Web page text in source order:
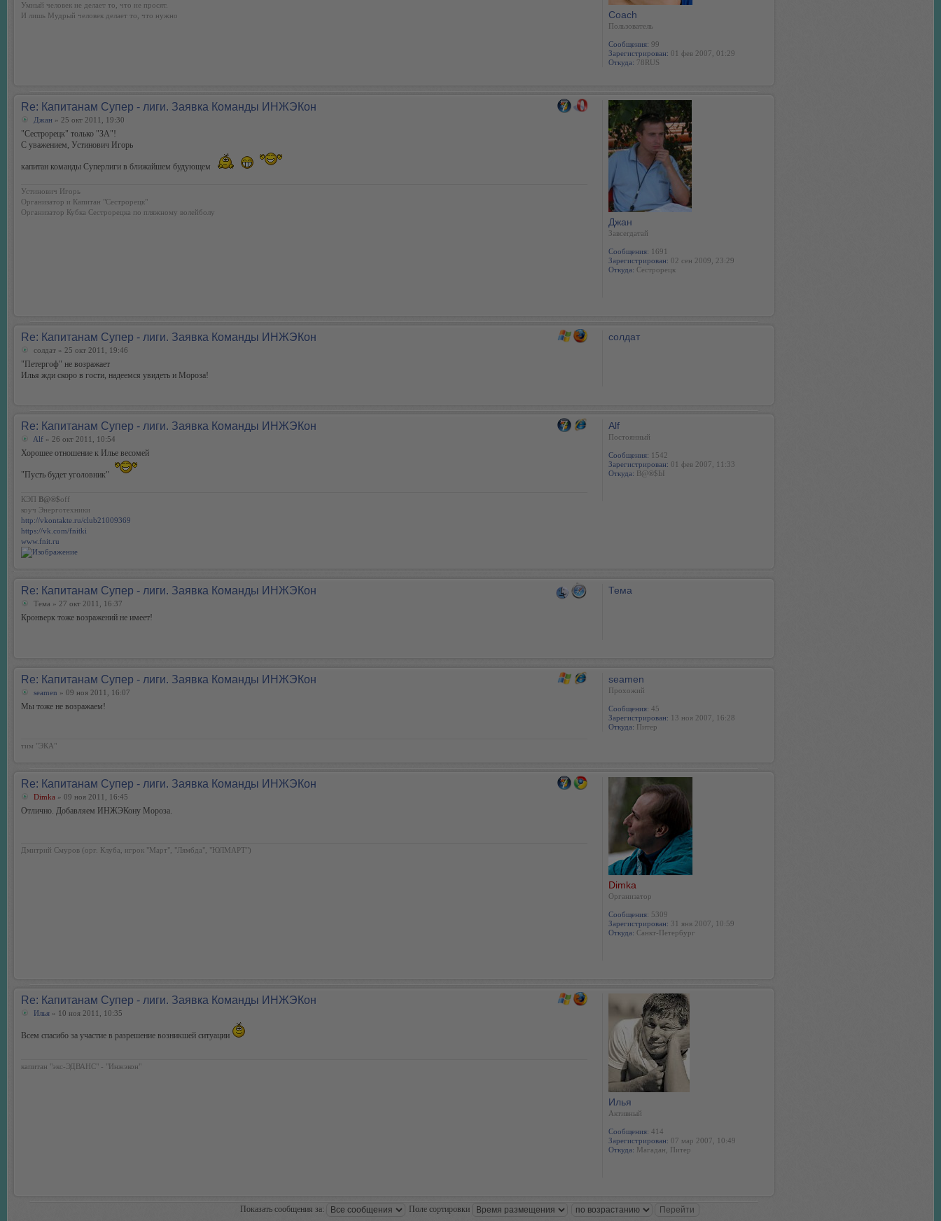
Умный человек не делает то, что не просят.
И лишь Мудрый человек делает то, что нужно
Coach
Пользователь
Сообщения: 99
Зарегистрирован: 01 фев 2007, 01:29
Откуда: 78RUS
Re: Капитанам Супер - лиги. Заявка Команды ИНЖЭКон
Джан » 25 окт 2011, 19:30
"Сестрорецк" только "ЗА"!
С уважением, Устинович Игорь
капитан команды Суперлиги в ближайшем будующем
Устинович Игорь
Организатор и Капитан "Сестрорецк"
Организатор Кубка Сестрорецка по пляжному волейболу
Джан
Завсегдатай
Сообщения: 1691
Зарегистрирован: 02 сен 2009, 23:29
Откуда: Сестрорецк
Re: Капитанам Супер - лиги. Заявка Команды ИНЖЭКон
солдат » 25 окт 2011, 19:46
"Петергоф" не возражает
Илья жди скоро в гости, надеемся увидеть и Мороза!
солдат
Re: Капитанам Супер - лиги. Заявка Команды ИНЖЭКон
Alf » 26 окт 2011, 10:54
Хорошее отношение к Илье весомей
"Пусть будет уголовник"
КЭП B@®$off
коуч Энерготехники
http://vkontakte.ru/club21009369
https://vk.com/fnitki
www.fnit.ru
Alf
Постоянный
Сообщения: 1542
Зарегистрирован: 01 фев 2007, 11:33
Откуда: B@®$Ы
Re: Капитанам Супер - лиги. Заявка Команды ИНЖЭКон
Тема » 27 окт 2011, 16:37
Кронверк тоже возражений не имеет!
Тема
Re: Капитанам Супер - лиги. Заявка Команды ИНЖЭКон
seamen » 09 ноя 2011, 16:07
Мы тоже не возражаем!
тим "ЭКА"
seamen
Прохожий
Сообщения: 45
Зарегистрирован: 13 ноя 2007, 16:28
Откуда: Питер
Re: Капитанам Супер - лиги. Заявка Команды ИНЖЭКон
Dimka » 09 ноя 2011, 16:45
Отлично. Добавляем ИНЖЭКону Мороза.
Дмитрий Смуров (орг. Клуба, игрок "Март", "Лямбда", "ЮЛМАРТ")
Dimka
Oрганизатор
Сообщения: 5309
Зарегистрирован: 31 янв 2007, 10:59
Откуда: Санкт-Петербург
Re: Капитанам Супер - лиги. Заявка Команды ИНЖЭКон
Илья » 10 ноя 2011, 10:35
Всем спасибо за участие в разрешение возникшей ситуации
капитан "экс-ЭДВАНС" - "Инжэкон"
Илья
Активный
Сообщения: 414
Зарегистрирован: 07 мар 2007, 10:49
Откуда: Магадан, Питер
Показать сообщения за: Поле сортировки